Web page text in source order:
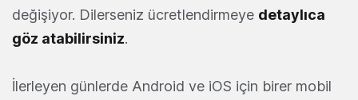
değişiyor. Dilerseniz ücretlendirmeye detaylıca
göz atabilirsiniz.
İlerleyen günlerde Android ve iOS için birer mobil